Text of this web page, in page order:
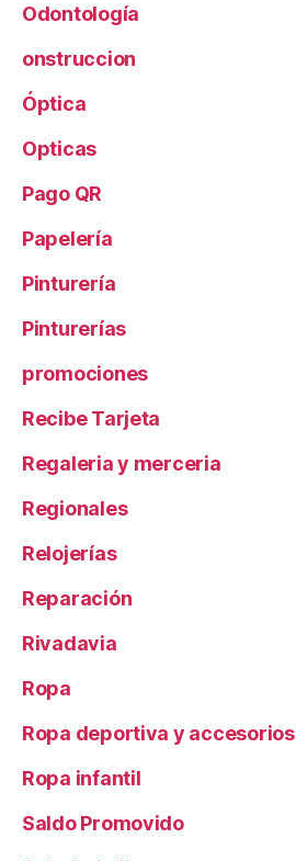
Odontología
onstruccion
Óptica
Opticas
Pago QR
Papelería
Pinturería
Pinturerías
promociones
Recibe Tarjeta
Regaleria y merceria
Regionales
Relojerías
Reparación
Rivadavia
Ropa
Ropa deportiva y accesorios
Ropa infantil
Saldo Promovido